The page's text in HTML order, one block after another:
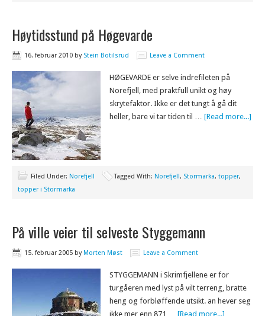
Høytidsstund på Høgevarde
16. februar 2010 by Stein Botilsrud Leave a Comment
HØGEVARDE er selve indrefileten på
Norefjell, med praktfull unikt og høy
skrytefaktor. Ikke er det tungt å gå dit
heller, bare vi tar tiden til … [Read more...]
Filed Under: Norefjell Tagged With: Norefjell, Stormarka, topper,
topper i Stormarka
På ville veier til selveste Styggemann
15. februar 2005 byMorten Møst Leave a Comment
STYGGEMANN i Skrimfjellene er for
turgåeren med lyst på vilt terreng, bratte
heng og forbløffende utsikt. an hever seg
ikke mer enn 871 … [Read more...]